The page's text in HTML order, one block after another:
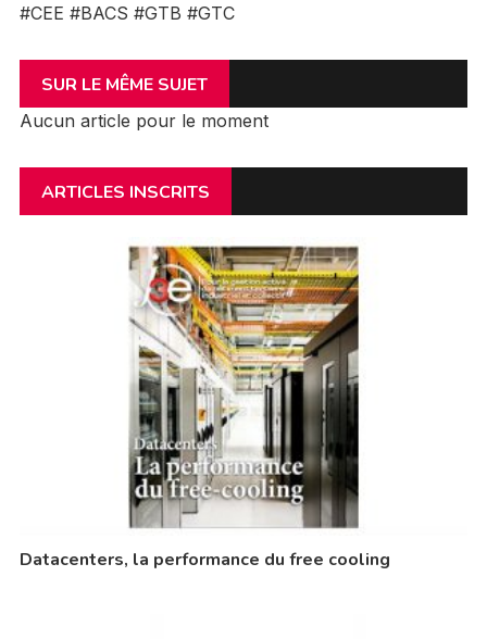
#CEE #BACS #GTB #GTC
SUR LE MÊME SUJET
Aucun article pour le moment
ARTICLES INSCRITS
Datacenters, la performance du free cooling